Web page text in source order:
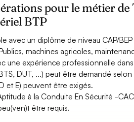
pour le métier
BTP
avec un diplôme de niveau CAP/
machines agricoles,
une expérience professionnelle
DUT, ...) peut être demandé
et E) peuvent être exigés.
à la Conduite En Sécurité -
être requis.